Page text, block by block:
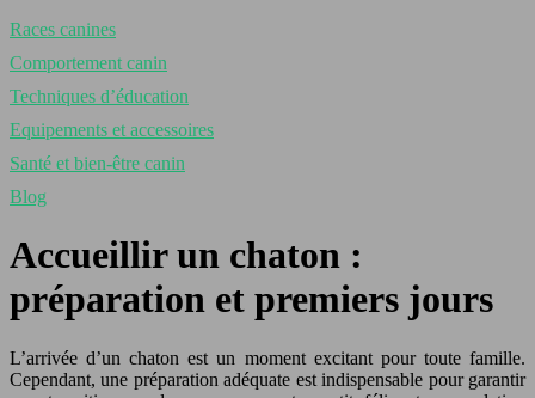
Races canines
Comportement canin
Techniques d’éducation
Equipements et accessoires
Santé et bien-être canin
Blog
Accueillir un chaton :
préparation et premiers jours
L’arrivée d’un chaton est un moment excitant pour toute famille.
Cependant, une préparation adéquate est indispensable pour garantir